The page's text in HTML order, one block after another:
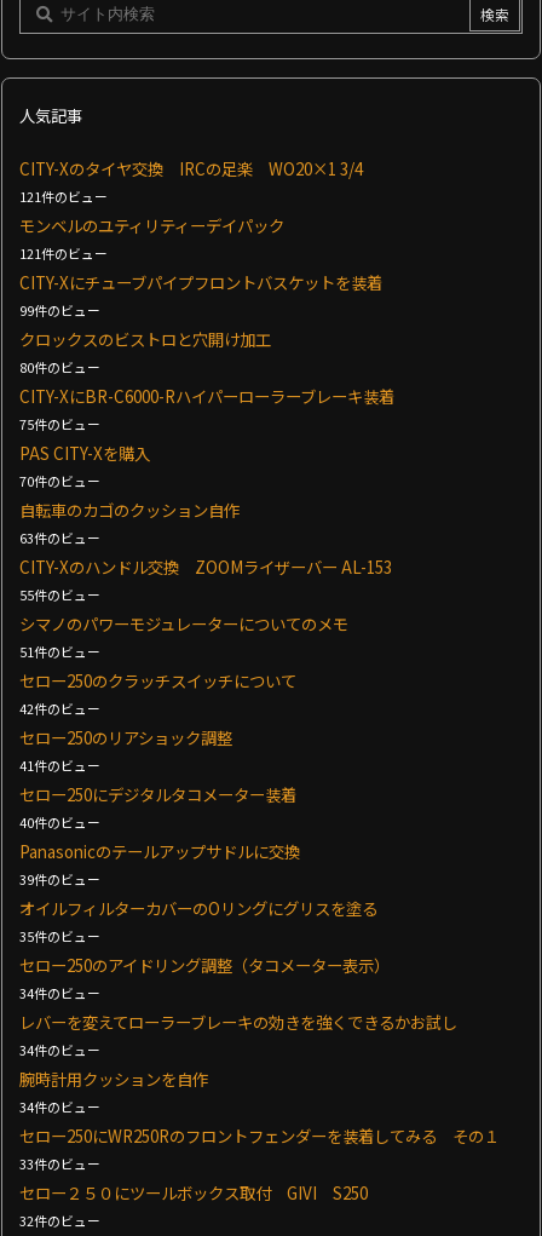
人気記事
CITY-Xのタイヤ交換 IRCの足楽 WO20×1 3/4
121件のビュー
モンベルのユティリティーデイパック
121件のビュー
CITY-Xにチューブパイプフロントバスケットを装着
99件のビュー
クロックスのビストロと穴開け加工
80件のビュー
CITY-XにBR-C6000-Rハイパーローラーブレーキ装着
75件のビュー
PAS CITY-Xを購入
70件のビュー
自転車のカゴのクッション自作
63件のビュー
CITY-Xのハンドル交換 ZOOMライザーバー AL-153
55件のビュー
シマノのパワーモジュレーターについてのメモ
51件のビュー
セロー250のクラッチスイッチについて
42件のビュー
セロー250のリアショック調整
41件のビュー
セロー250にデジタルタコメーター装着
40件のビュー
Panasonicのテールアップサドルに交換
39件のビュー
オイルフィルターカバーのOリングにグリスを塗る
35件のビュー
セロー250のアイドリング調整（タコメーター表示）
34件のビュー
レバーを変えてローラーブレーキの効きを強くできるかお試し
34件のビュー
腕時計用クッションを自作
34件のビュー
セロー250にWR250Rのフロントフェンダーを装着してみる その１
33件のビュー
セロー２５０にツールボックス取付 GIVI S250
32件のビュー